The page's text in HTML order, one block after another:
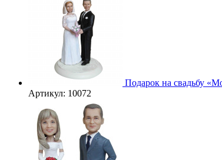
Подарок на свадьбу
Артикул: 10072